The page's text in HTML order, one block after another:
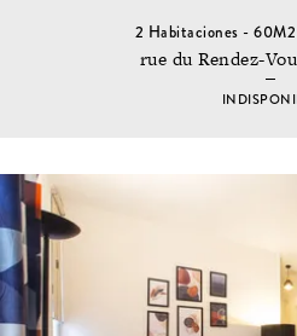
2 Habitaciones - 60M2
rue du Rendez-